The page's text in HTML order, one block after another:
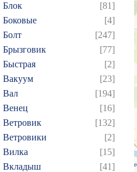
Блок
[81]
Боковые
[4]
Болт
[247]
Брызговик
[77]
Быстрая
[2]
Вакуум
[23]
Вал
[194]
Венец
[16]
Ветровик
[132]
Ветровики
[2]
Вилка
[15]
Вкладыш
[41]